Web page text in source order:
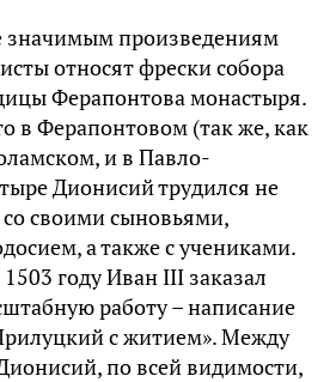
значимым произведениям
относят фрески собора
Ферапонтова монастыря.
в Ферапонтовом (так же, как
и в Павло-
Дионисий трудился не
своими сыновьями,
а также с учениками.
году Иван III заказал
работу – написание
с житием». Между
по всей видимости,